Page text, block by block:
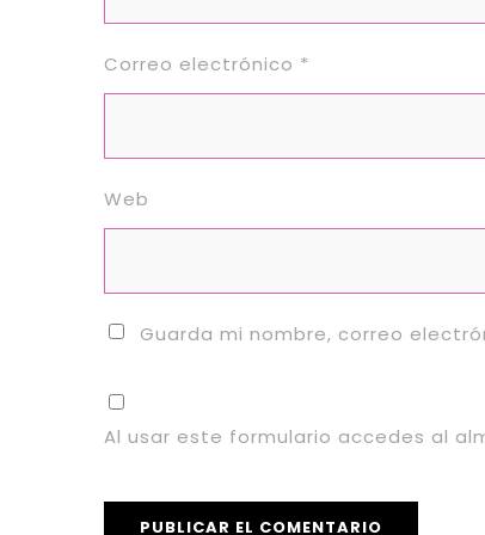
Correo electrónico *
Web
Guarda mi nombre, correo
Al usar este formulario accedes al